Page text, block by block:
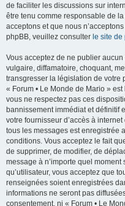
de faciliter les discussions sur
être tenu comme responsable de
acceptons et que nous
phpBB, veuillez consulter le site
Vous acceptez de ne publier
vulgaire, diffamatoire, choquant,
transgresser la législation de votre
« Forum • Le Monde de Mario »
vous ne respectez pas ces
bannissement immédiat et définitif
votre fournisseur d’accès à
tous les messages est enregistrée
conditions. Vous acceptez le fait
de supprimer, de modifier, de
message à n’importe quel
qu’utilisateur, vous acceptez que
renseignées soient enregistrées
informations ne seront pas
consentement, ni « Forum • Le